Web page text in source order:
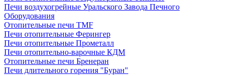
Печи воздухогрейные Уральского Завода Печного
Оборудования
Отопительные печи TMF
Печи отопительные Ферингер
Печи отопительные Прометалл
Печи отопительно-варочные КДМ
Отопительные печи Бренеран
Печи длительного горения "Буран"